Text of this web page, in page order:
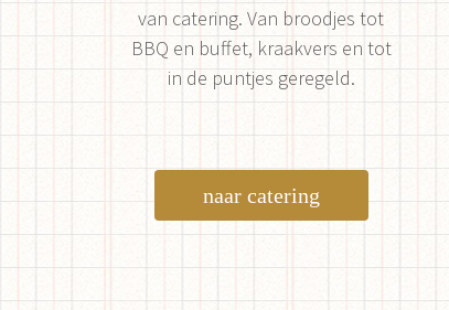
van catering. Van broodjes tot
BBQ en buffet, kraakvers en tot
in de puntjes geregeld.
naar catering